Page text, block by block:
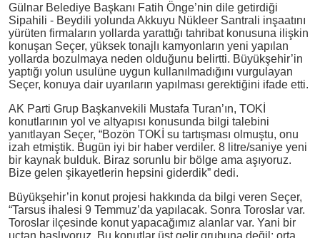
Gülnar Belediye Başkanı Fatih Önge’nin dile getirdiği
Sipahili - Beydili yolunda Akkuyu Nükleer Santrali inşaatını
yürüten firmaların yollarda yarattığı tahribat konusuna ilişkin
konuşan Seçer, yüksek tonajlı kamyonların yeni yapılan
yollarda bozulmaya neden olduğunu belirtti. Büyükşehir’in
yaptığı yolun usulüne uygun kullanılmadığını vurgulayan
Seçer, konuya dair uyarıların yapılması gerektiğini ifade etti.
AK Parti Grup Başkanvekili Mustafa Turan’ın, TOKİ
konutlarının yol ve altyapısı konusunda bilgi talebini
yanıtlayan Seçer, “Bozön TOKİ su tartışması olmuştu, onu
izah etmiştik. Bugün iyi bir haber verdiler. 8 litre/saniye yeni
bir kaynak bulduk. Biraz sorunlu bir bölge ama aşıyoruz.
Bize gelen şikayetlerin hepsini giderdik” dedi.
Büyükşehir’in konut projesi hakkında da bilgi veren Seçer,
“Tarsus ihalesi 9 Temmuz’da yapılacak. Sonra Toroslar var.
Toroslar ilçesinde konut yapacağımız alanlar var. Yani bir
uçtan başlıyoruz. Bu konutlar üst gelir grubuna değil; orta,